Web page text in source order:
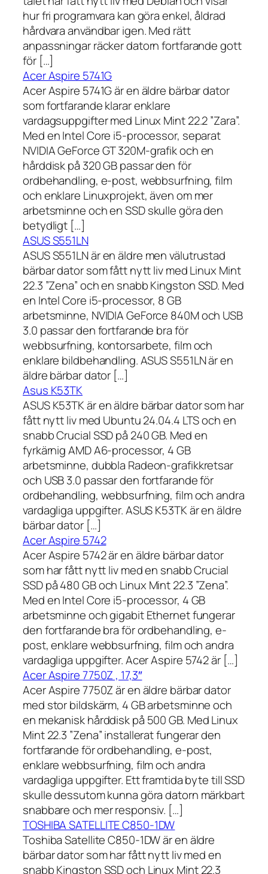
hur fri programvara kan göra enkel, åldrad
hårdvara användbar igen. Med rätt
anpassningar räcker datorn fortfarande gott
för […]
Acer Aspire 5741G
Acer Aspire 5741G är en äldre bärbar dator
som fortfarande klarar enklare
vardagsuppgifter med Linux Mint 22.2 ”Zara”.
Med en Intel Core i5-processor, separat
NVIDIA GeForce GT 320M-grafik och en
hårddisk på 320 GB passar den för
ordbehandling, e-post, webbsurfning, film
och enklare Linuxprojekt, även om mer
arbetsminne och en SSD skulle göra den
betydligt […]
ASUS S551LN
ASUS S551LN är en äldre men välutrustad
bärbar dator som fått nytt liv med Linux Mint
22.3 ”Zena” och en snabb Kingston SSD. Med
en Intel Core i5-processor, 8 GB
arbetsminne, NVIDIA GeForce 840M och USB
3.0 passar den fortfarande bra för
webbsurfning, kontorsarbete, film och
enklare bildbehandling. ASUS S551LN är en
äldre bärbar dator […]
Asus K53TK
ASUS K53TK är en äldre bärbar dator som har
fått nytt liv med Ubuntu 24.04.4 LTS och en
snabb Crucial SSD på 240 GB. Med en
fyrkärnig AMD A6-processor, 4 GB
arbetsminne, dubbla Radeon-grafikkretsar
och USB 3.0 passar den fortfarande för
ordbehandling, webbsurfning, film och andra
vardagliga uppgifter. ASUS K53TK är en äldre
bärbar dator […]
Acer Aspire 5742
Acer Aspire 5742 är en äldre bärbar dator
som har fått nytt liv med en snabb Crucial
SSD på 480 GB och Linux Mint 22.3 ”Zena”.
Med en Intel Core i5-processor, 4 GB
arbetsminne och gigabit Ethernet fungerar
den fortfarande bra för ordbehandling, e-
post, enklare webbsurfning, film och andra
vardagliga uppgifter. Acer Aspire 5742 är […]
Acer Aspire 7750Z , 17,3″
Acer Aspire 7750Z är en äldre bärbar dator
med stor bildskärm, 4 GB arbetsminne och
en mekanisk hårddisk på 500 GB. Med Linux
Mint 22.3 ”Zena” installerat fungerar den
fortfarande för ordbehandling, e-post,
enklare webbsurfning, film och andra
vardagliga uppgifter. Ett framtida byte till SSD
skulle dessutom kunna göra datorn märkbart
snabbare och mer responsiv. […]
TOSHIBA SATELLITE C850-1DW
Toshiba Satellite C850-1DW är en äldre
bärbar dator som har fått nytt liv med en
snabb Kingston SSD och Linux Mint 22.3